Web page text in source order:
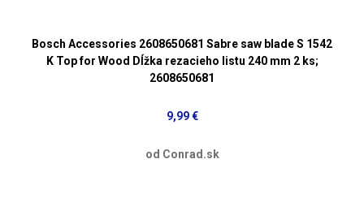
Bosch Accessories 2608650681 Sabre saw blade S 1542
K Top for Wood Dĺžka rezacieho listu 240 mm 2 ks;
2608650681
9,99 €
od Conrad.sk